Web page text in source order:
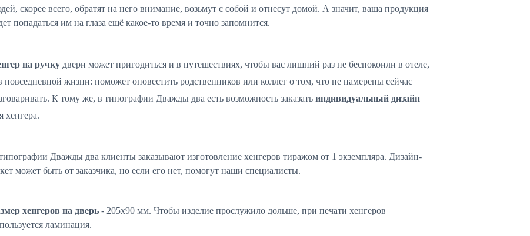
скорее всего, обратят на него внимание, возьмут с собой и отнесут домой. А значит, ваша продукция
попадаться им на глаза ещё какое-то время и точно запомнится.
на ручку двери может пригодиться и в путешествиях, чтобы вас лишний раз не беспокоили в отеле,
повседневной жизни: поможет оповестить родственников или коллег о том, что не намерены сейчас
К тому же, в типографии Дважды два есть возможность заказать индивидуальный дизайн
хенгера.
Дважды два клиенты заказывают изготовление хенгеров тиражом от 1 экземпляра. Дизайн-
может быть от заказчика, но если его нет, помогут наши специалисты.
хенгеров на дверь - 205x90 мм. Чтобы изделие прослужило дольше, при печати хенгеров
ламинация.